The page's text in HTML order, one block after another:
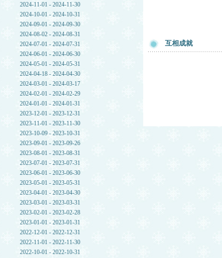
2024-11-01 - 2024-11-30
2024-10-01 - 2024-10-31
2024-09-01 - 2024-09-30
2024-08-02 - 2024-08-31
2024-07-01 - 2024-07-31
2024-06-01 - 2024-06-30
2024-05-01 - 2024-05-31
2024-04-18 - 2024-04-30
2024-03-01 - 2024-03-17
2024-02-01 - 2024-02-29
2024-01-01 - 2024-01-31
2023-12-01 - 2023-12-31
2023-11-01 - 2023-11-30
2023-10-09 - 2023-10-31
2023-09-01 - 2023-09-26
2023-08-01 - 2023-08-31
2023-07-01 - 2023-07-31
2023-06-01 - 2023-06-30
2023-05-01 - 2023-05-31
2023-04-01 - 2023-04-30
2023-03-01 - 2023-03-31
2023-02-01 - 2023-02-28
2023-01-01 - 2023-01-31
2022-12-01 - 2022-12-31
2022-11-01 - 2022-11-30
2022-10-01 - 2022-10-31
互相成就